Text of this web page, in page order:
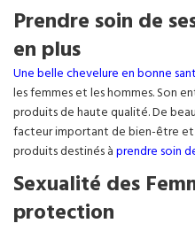
Prendre soin de
en plus
Une belle chevelure en bonne
les femmes et les hommes. Son
produits de haute qualité. De
facteur important de bien-être et
produits destinés àprendre soin
Sexualité des
protection